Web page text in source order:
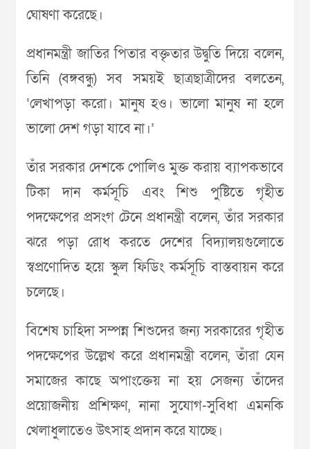
ঘোষণা করেছে।
প্রধানমন্ত্রী জাতির পিতার বক্তৃতার উদ্বুতি দিয়ে বলেন,
তিনি (বঙ্গবন্ধু) সব সময়ই ছাত্রছাত্রীদের বলতেন,
‘লেখাপড়া করো। মানুষ হও। ভালো মানুষ না হলে
ভালো দেশ গড়া যাবে না।’
তাঁর সরকার দেশকে পোলিও মুক্ত করায় ব্যাপকভাবে
টিকা দান কর্মসূচি এবং শিশু পুষ্টিতে গৃহীত
পদক্ষেপের প্রসংগ টেনে প্রধানন্ত্রী বলেন, তাঁর সরকার
ঝরে পড়া রোধ করতে দেশের বিদ্যালয়গুলোতে
স্বপ্রণোদিত হয়ে স্কুল ফিডিং কর্মসূচি বাস্তবায়ন করে
চলেছে।
বিশেষ চাহিদা সম্পন্ন শিশুদের জন্য সরকারের গৃহীত
পদক্ষেপের উল্লেখ করে প্রধানমন্ত্রী বলেন, তাঁরা যেন
সমাজের কাছে অপাংক্তেয় না হয় সেজন্য তাঁদের
প্রয়োজনীয় প্রশিক্ষণ, নানা সুযোগ-সুবিধা এমনকি
খেলাধুলাতেও উৎসাহ প্রদান করে যাচ্ছে।